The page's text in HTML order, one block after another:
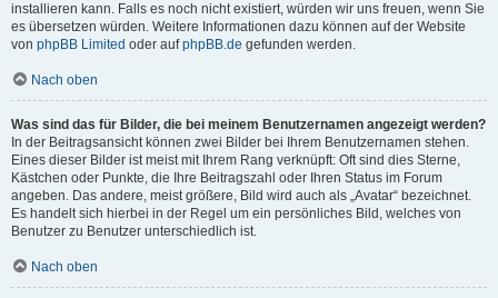
installieren kann. Falls es noch nicht existiert, würden wir uns freuen, wenn Sie
es übersetzen würden. Weitere Informationen dazu können auf der Website
von phpBB Limited oder aufphpBB.de gefunden werden.
Nach oben
Was sind das für Bilder, die bei meinem Benutzernamen angezeigt werden?
In der Beitragsansicht können zwei Bilder bei Ihrem Benutzernamen stehen.
Eines dieser Bilder ist meist mit Ihrem Rang verknüpft: Oft sind dies Sterne,
Kästchen oder Punkte, die Ihre Beitragszahl oder Ihren Status im Forum
angeben. Das andere, meist größere, Bild wird auch als „Avatar“ bezeichnet.
Es handelt sich hierbei in der Regel um ein persönliches Bild, welches von
Benutzer zu Benutzer unterschiedlich ist.
Nach oben